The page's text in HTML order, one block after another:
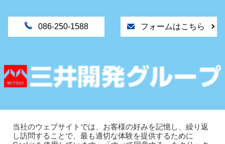
086-250-1588 フォームはこちら
岡山市南区芳泉1丁目9-11
TEL.086-250-1588
当社のウェブサイトでは、お客様の好みを記憶し、繰り返
し訪問することで、最も適切な体験を提供するために